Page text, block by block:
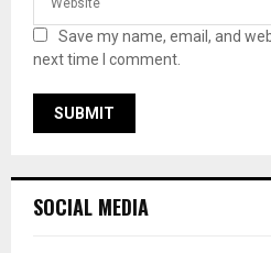
Save my name, email, and
next time I comment.
SOCIAL MEDIA